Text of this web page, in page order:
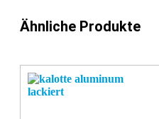
Menge
Ähnliche Produkte